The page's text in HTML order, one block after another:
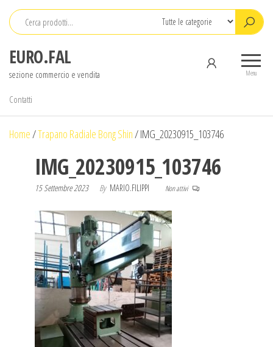
Salta
contenuto
EURO.FAL
sezione commercio e vendita Menu
Contatti
Home/Trapano Radiale Bong Shin/IMG_20230915_103746
IMG_20230915_103746
15 Settembre 2023 By MARIO.FILIPPI Non attivi